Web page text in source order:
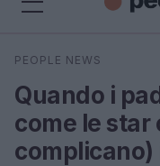
Cerca
PEOPLE NEWS
Quando i
come le star